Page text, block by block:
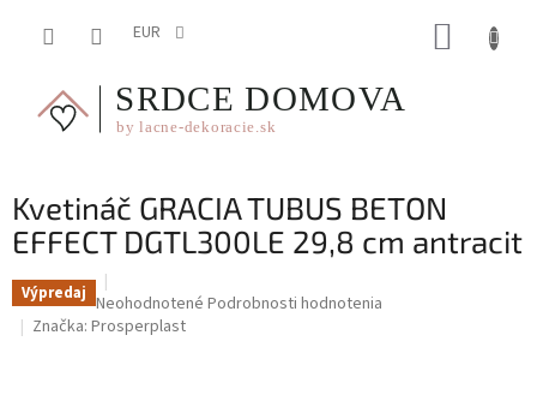
EUR
Kvetináč GRACIA TUBUS BETON
EFFECT DGTL300LE 29,8 cm antracit
Výpredaj Priemerné
hodnotenie
Neohodnotené Podrobnosti hodnotenia
Značka: Prosperplast